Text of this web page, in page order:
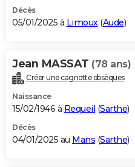
Décès
05/01/2025 à Limoux(Aude)
Jean MASSAT (78 ans)
Créer une cagnotte obsèques
Naissance
15/02/1946 à Requeil (Sarthe)
Décès
04/01/2025 au Mans (Sarthe)